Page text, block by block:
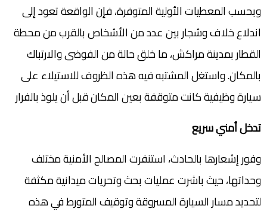
وبحسب المعطيات الأولية المتوفرة، فإن الواقعة تعود إلى
اندلاع خلاف وشجار بين عدد من الأشخاص بالقرب من محطة
القطار بمدينة مراكش، ما خلق حالة من الفوضى والارتباك
بالمكان. واستغل المشتبه فيه هذه الظروف للاستيلاء على
سيارة وظيفية كانت متوقفة بعين المكان قبل أن يلوذ بالفرار
تدخل أمني سريع
وفور إشعارها بالحادث، استنفرت المصالح الأمنية مختلف
وحداتها، حيث باشرت عمليات بحث وتحريات ميدانية مكثفة
لتحديد مسار السيارة المسروقة وتوقيف المتورط في هذه